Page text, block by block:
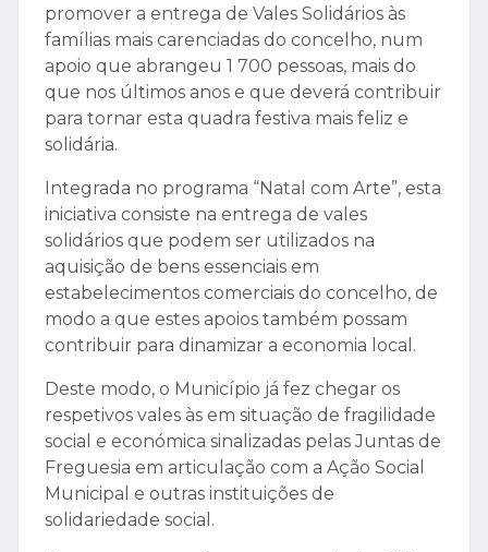
promover a entrega de Vales Solidários às
famílias mais carenciadas do concelho, num
apoio que abrangeu 1 700 pessoas, mais do
que nos últimos anos e que deverá contribuir
para tornar esta quadra festiva mais feliz e
solidária.
Integrada no programa “Natal com Arte”, esta
iniciativa consiste na entrega de vales
solidários que podem ser utilizados na
aquisição de bens essenciais em
estabelecimentos comerciais do concelho, de
modo a que estes apoios também possam
contribuir para dinamizar a economia local.
Deste modo, o Município já fez chegar os
respetivos vales às em situação de fragilidade
social e económica sinalizadas pelas Juntas de
Freguesia em articulação com a Ação Social
Municipal e outras instituições de
solidariedade social.